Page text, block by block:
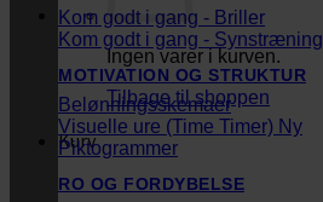
Ingen varer i kurven.
Tilbage til shoppen
Kurv
Kom godt i gang - Briller
Kom godt i gang - Synstræning
MOTIVATION OG STRUKTUR
Belønningsskemaer
Visuelle ure (Time Timer)
Piktogrammer
RO OG FORDYBELSE